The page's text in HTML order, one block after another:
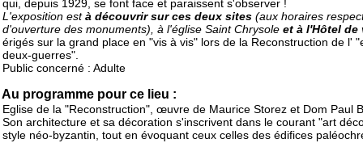
qui, depuis 1929, se font face et paraissent s'observer !
L'exposition est à découvrir sur ces deux sites (aux horaires
d'ouverture des monuments), à l'église Saint Chrysole et à l'Hôtel de
érigés sur la grand place en "vis à vis" lors de la Reconstruction de l'
deux-guerres".
Public concerné : Adulte
Au programme pour ce lieu :
Eglise de la "Reconstruction", œuvre de Maurice Storez et Dom Paul
Son architecture et sa décoration s'inscrivent dans le courant "art
style néo-byzantin, tout en évoquant ceux celles des édifices